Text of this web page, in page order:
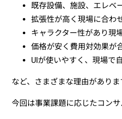
既存設備、施設、エレベ
拡張性が高く現場に合わ
キャラクター性があり現
価格が安く費用対効果が
UIが使いやすく、現場で
など、さまざまな理由がありま
今回は事業課題に応じたコン